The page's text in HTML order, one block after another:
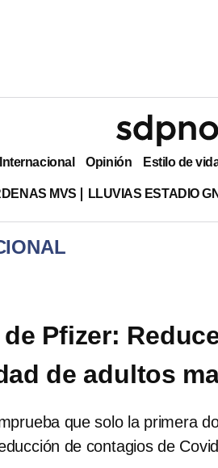
Internacional Opinión Estilo de
MVS LLUVIAS ESTADIO
Pfizer:
de adultos
que solo la primera
de contagios de